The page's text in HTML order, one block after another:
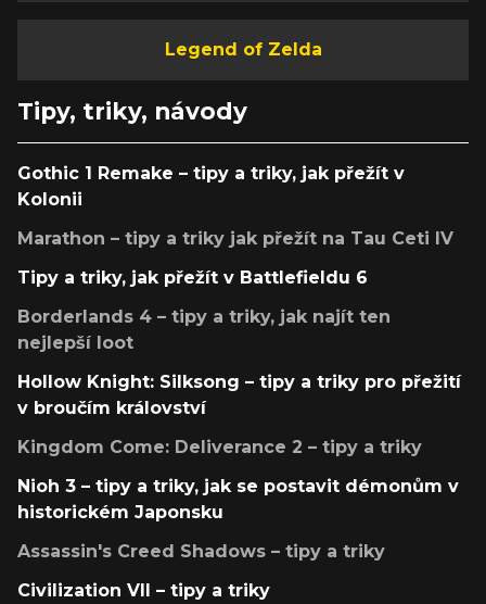
Legend of Zelda
Tipy, triky, návody
Gothic 1 Remake – tipy a triky, jak přežít v
Kolonii
Marathon – tipy a triky jak přežít na Tau Ceti IV
Tipy a triky, jak přežít v Battlefieldu 6
Borderlands 4 – tipy a triky, jak najít ten
nejlepší loot
Hollow Knight: Silksong – tipy a triky pro přežití
v broučím království
Kingdom Come: Deliverance 2 – tipy a triky
Nioh 3 – tipy a triky, jak se postavit démonům v
historickém Japonsku
Assassin's Creed Shadows – tipy a triky
Civilization VII – tipy a triky